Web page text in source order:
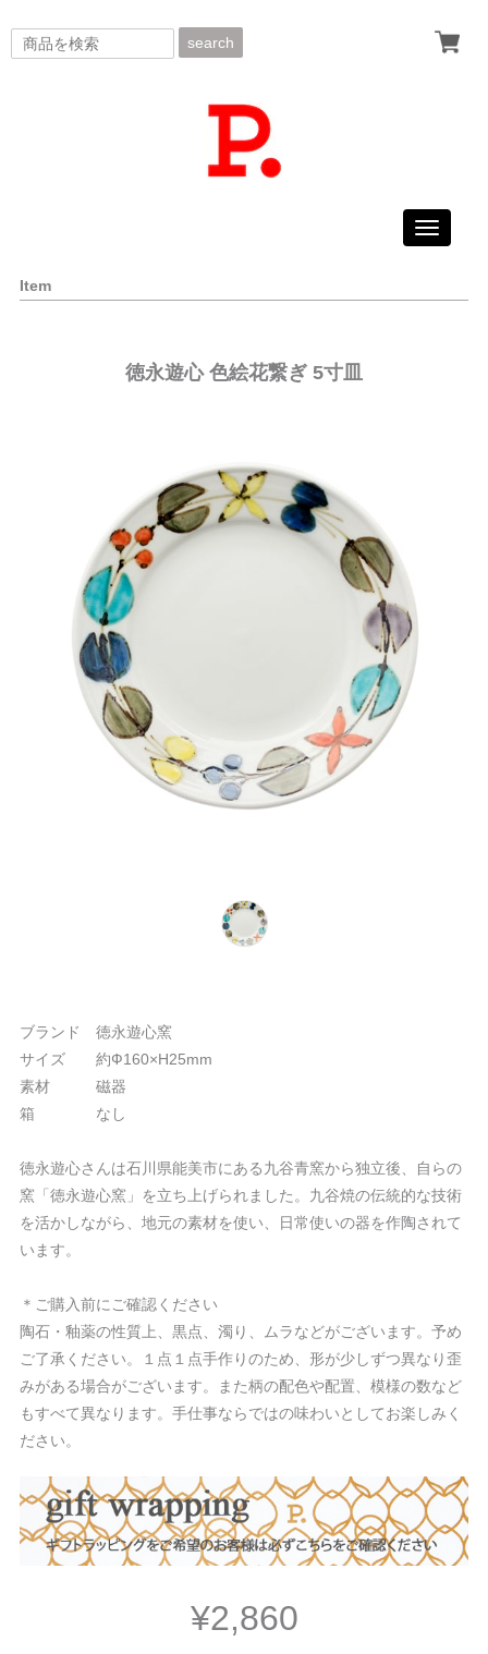
search
Toggle
Item
徳永遊心 色絵花繋ぎ 5寸皿
ブランド 徳永遊心窯
サイズ 約Ф160×H25mm
素材 磁器
箱 なし
徳永遊心さんは石川県能美市にある九谷青窯から独立後、自らの
窯「徳永遊心窯」を立ち上げられました。九谷焼の伝統的な技術
を活かしながら、地元の素材を使い、日常使いの器を作陶されて
います。
＊ご購入前にご確認ください
陶石・釉薬の性質上、黒点、濁り、ムラなどがございます。予め
ご了承ください。１点１点手作りのため、形が少しずつ異なり歪
みがある場合がございます。また柄の配色や配置、模様の数など
もすべて異なります。手仕事ならではの味わいとしてお楽しみく
ださい。
¥2,860